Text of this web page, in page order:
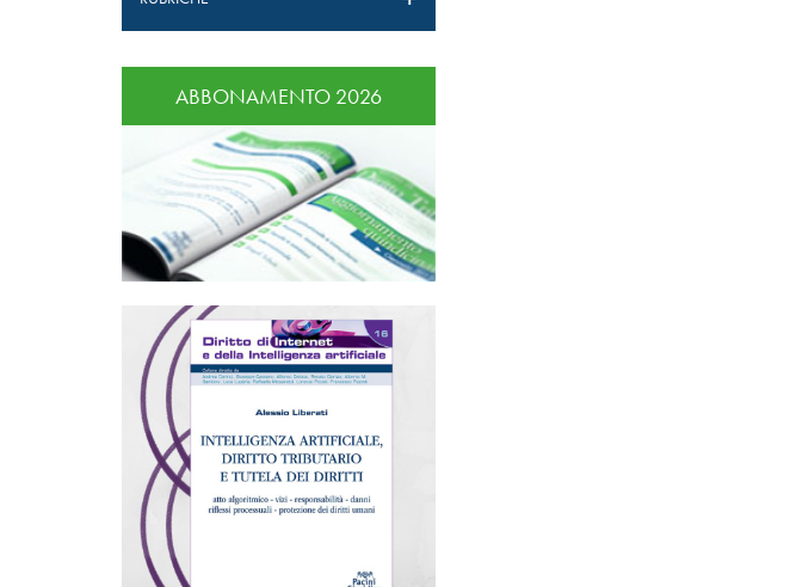
ABBONAMENTO 2026